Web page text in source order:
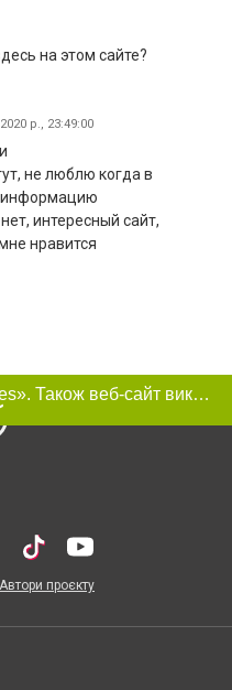
на этом сайте?
р., 23:49:00
не люблю когда в
информацию
интересный сайт,
нравится
Цей сайт використовує «cookies». Також веб-сайт використовує інтернет-сервіс для збору технічних даних стосовно відвідувачів з метою отримання маркетингової та статистичної інформації. Умови обробки даних відвідувачів сайту див.
Автори проєкту